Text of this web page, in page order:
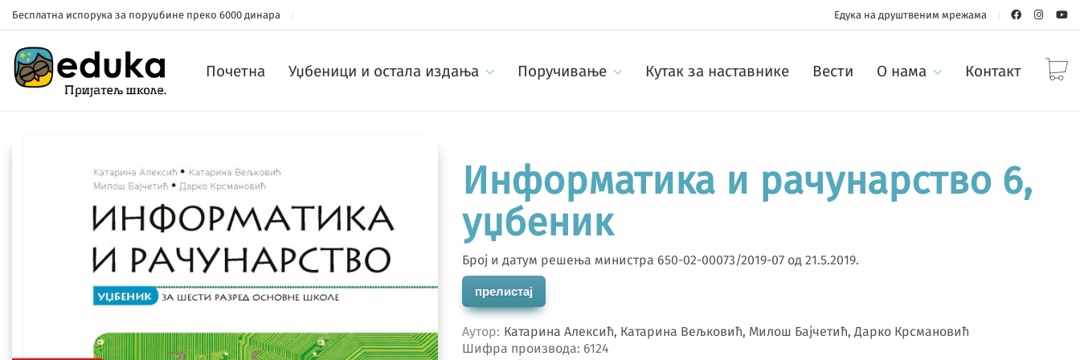
Бесплатна испорука за поруџбине преко 6000 динара Едука на друштвеним мрежама
Почетна Уџбеници и остала издања Поручивање Кутак за наставнике Вести О нама Контакт
Информатика и рачунарство 6,
уџбеник
Број и датум решења министра 650-02-00073/2019-07 од 21.5.2019.
прелистај
Аутор Катарина Алексић, Катарина Вељковић, Милош Бајчетић, Дарко Крсмановић
Шифра производа: 6124